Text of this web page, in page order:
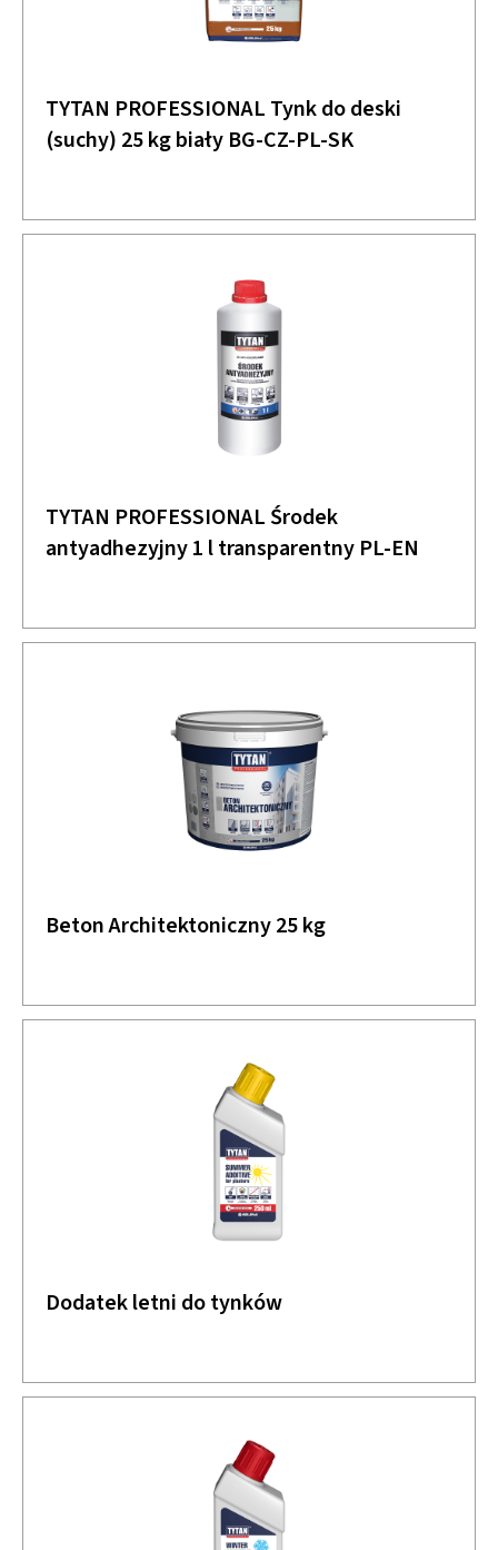
TYTAN PROFESSIONAL Tynk do deski
(suchy) 25 kg biały BG-CZ-PL-SK
TYTAN PROFESSIONAL Środek
antyadhezyjny 1 l transparentny PL-EN
Beton Architektoniczny 25 kg
Dodatek letni do tynków